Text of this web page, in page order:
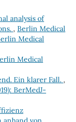
analysis of
, Berlin Medical
Medical
Medical
Ein klarer Fall. ,
BerMedJ-